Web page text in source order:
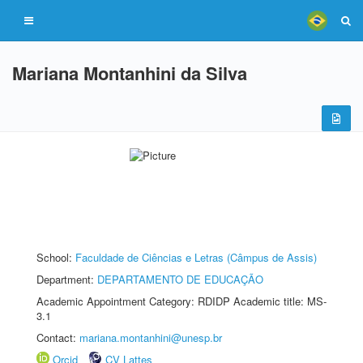
Mariana Montanhini da Silva
School: Faculdade de Ciências e Letras (Câmpus de Assis)
Department: DEPARTAMENTO DE EDUCAÇÃO
Academic Appointment Category: RDIDP Academic title: MS-
3.1
Contact: mariana.montanhini@unesp.br
Orcid
CV Lattes